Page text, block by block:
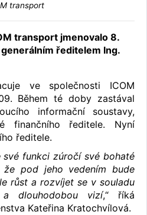
transport
transport jmenovalo 8.
ředitelem Ing.
ve společnosti ICOM
Během té doby zastával
informační soustavy,
finančního ředitele. Nyní
ředitele.
své funkci zúročí své bohaté
že pod jeho vedením bude
růst a rozvíjet se v souladu
dlouhodobou vizí,“ říká
Kateřina Kratochvílová.